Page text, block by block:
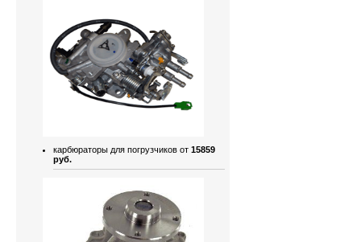
карбюраторы для погрузчиков от 15859
руб.